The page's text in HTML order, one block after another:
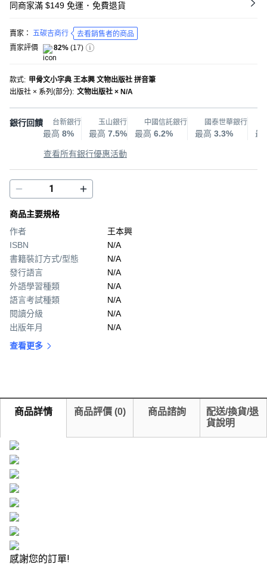
同商家滿 $149 免運 ･ 免費退貨
賣家： 五碳吉商行
去看銷售者的商品
賣家評價
82% (17)
款式: 甲骨文小字典 王本興 文物出版社 拼音筆
出版社 × 系列(部分): 文物出版社 × N/A
銀行回饋 台新銀行
最高 8%
玉山銀行
最高 7.5%
中國信託銀行
最高 6.2%
國泰世華銀行
最高 3.3% 最
查看所有銀行優惠活動
商品主要規格
作者
王本興
ISBN
N/A
書籍裝訂方式/型態
N/A
發行語言
N/A
外語學習種類
N/A
語言考試種類
N/A
閱讀分級
N/A
出版年月
N/A
查看更多
商品詳情 商品評價 (0) 商品諮詢
配送/換貨/退
貨說明
感謝您的訂單!